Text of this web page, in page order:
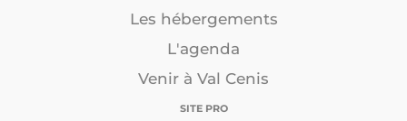
Les hébergements
L'agenda
Venir à Val Cenis
SITE PRO